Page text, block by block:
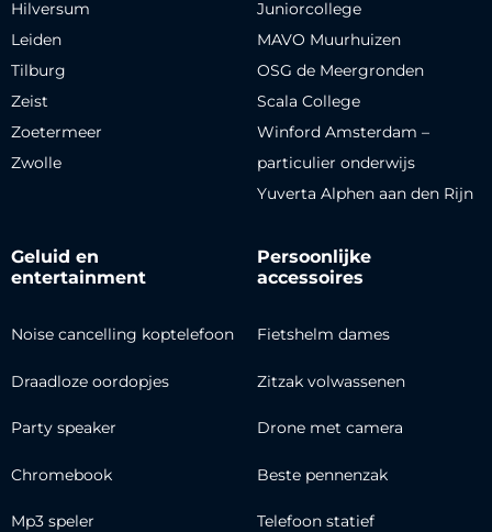
Hilversum
Leiden
Tilburg
Zeist
Zoetermeer
Zwolle
Juniorcollege
MAVO Muurhuizen
OSG de Meergronden
Scala College
Winford Amsterdam –
particulier onderwijs
Yuverta Alphen aan den Rijn
Geluid en
entertainment
Noise cancelling koptelefoon
Draadloze oordopjes
Party speaker
Chromebook
Mp3 speler
Persoonlijke
accessoires
Fietshelm dames
Zitzak volwassenen
Drone met camera
Beste pennenzak
Telefoon statief